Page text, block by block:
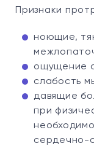
Признаки
ноющие,
ощущение
слабость
давящие
при
сердечно-